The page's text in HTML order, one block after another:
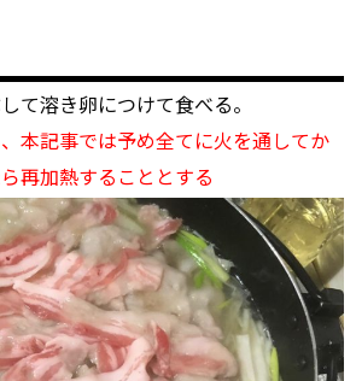
て溶き卵につけて食べる。
本記事では予め全てに火を通してか
再加熱することとする